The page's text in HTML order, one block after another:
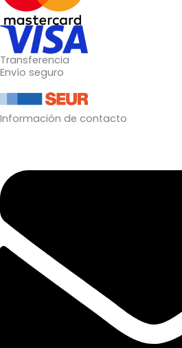
Transferencia
Envío seguro
Información de contacto